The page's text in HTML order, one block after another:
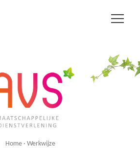
Home · Werkwijze